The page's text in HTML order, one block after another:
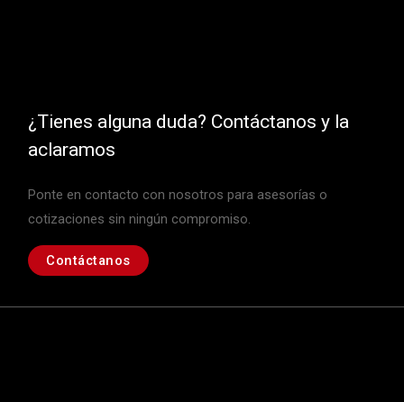
¿Tienes alguna duda? Contáctanos y la
aclaramos
Ponte en contacto con nosotros para asesorías o
cotizaciones sin ningún compromiso.
Contáctanos